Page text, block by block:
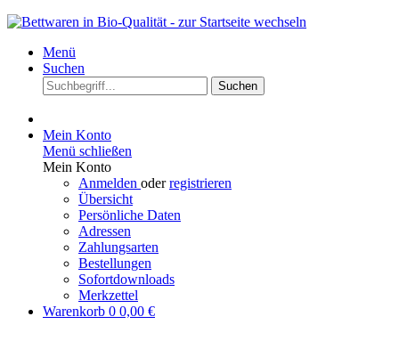
Menü
Suchen
Suchen
Mein Konto
Menü schließen
Mein Konto
Anmelden oderregistrieren
Übersicht
Persönliche Daten
Adressen
Zahlungsarten
Bestellungen
Sofortdownloads
Merkzettel
Warenkorb 0 0,00 €